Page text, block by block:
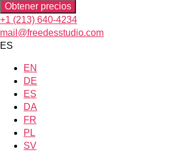
Obtener precios
+1 (213) 640-4234
mail@freedesstudio.com
ES
EN
DE
ES
DA
FR
PL
SV